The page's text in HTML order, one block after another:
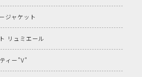
ジャケット
リュミエール
ィー"V"